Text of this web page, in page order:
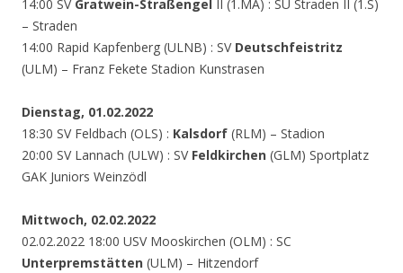
14:00 SV Gratwein-Straßengel II (1.MA) : SU Straden II (1.S)
– Straden
14:00 Rapid Kapfenberg (ULNB) : SV Deutschfeistritz
(ULM) – Franz Fekete Stadion Kunstrasen
Dienstag, 01.02.2022
18:30 SV Feldbach (OLS) : Kalsdorf (RLM) – Stadion
20:00 SV Lannach (ULW) : SV Feldkirchen (GLM) Sportplatz
GAK Juniors Weinzödl
Mittwoch, 02.02.2022
02.02.2022 18:00 USV Mooskirchen (OLM) : SC
Unterpremstätten (ULM) – Hitzendorf